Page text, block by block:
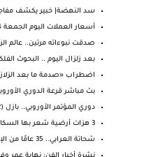
سد النهضة| خبير يكشف مفاجأة:
أسعار العملات اليوم الجمعة 24-2-2023 فى البنوك الم...
صدقت نبوءاته مرتين.. عالم
بعد زلزال اليوم .. البحوث
اضطراب «صدمة ما بعد
بث مباشر قرعة الدوري
دوري المؤتمر الأوروبي.. بازل (2) - طرابزون سبور (0...
3 هزات أرضية شعر بها السكان في مصر.. آخرها بقوة 4....
شحاتة العرابي.. 35 عامًا من الإبداع في إذاعة القرآ...